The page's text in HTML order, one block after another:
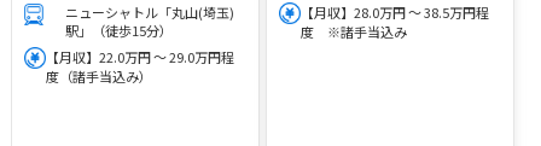
ニューシャトル「丸山(埼玉)
駅」（徒歩15分）
【月収】22.0万円 ～ 29.0万円程
度（諸手当込み）
【月収】28.0万円 ～ 38.5万円程
度 ※諸手当込み